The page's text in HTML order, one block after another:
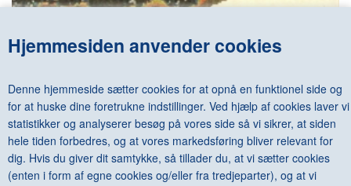
Hjemmesiden anvender cookies
Denne hjemmeside sætter cookies for at opnå en funktionel side og
for at huske dine foretrukne indstillinger. Ved hjælp af cookies laver vi
statistikker og analyserer besøg på vores side så vi sikrer, at siden
hele tiden forbedres, og at vores markedsføring bliver relevant for
dig. Hvis du giver dit samtykke, så tillader du, at vi sætter cookies
(enten i form af egne cookies og/eller fra tredjeparter), og at vi
STIG BRØGGER - ALI BABA OG HANS SEKS OG FYRRE TYVE